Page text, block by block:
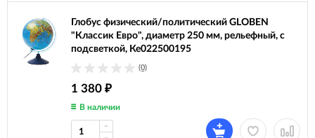
Глобус физический/политический GLOBEN
"Классик Евро", диаметр 250 мм, рельефный, с
подсветкой, Ке022500195
(0)
1 380 ₽
В наличии